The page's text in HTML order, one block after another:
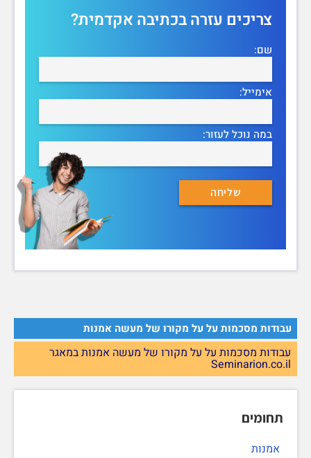
עבודות מסכמות על על מקורו של מעשה אמנות
עבודות מסכמות על על מקורו של מעשה אמנות במאגר
Seminarion.co.il
תחומים
אמנות
צריכים עזרה בכתיבה אקדמית?
שם:
אימייל:
במה נוכל לעזור: